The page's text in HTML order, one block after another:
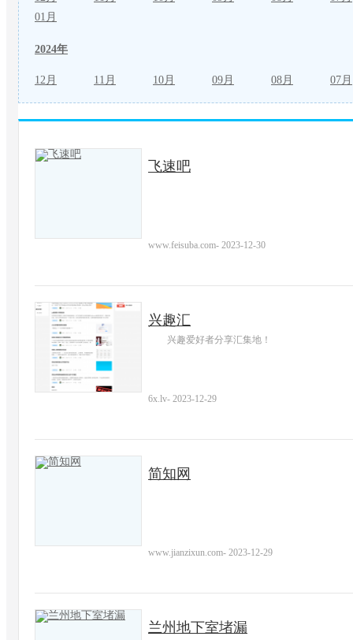
01月
2024年
12月 11月 10月 09月 08月 07月
飞速吧
www.feisuba.com- 2023-12-30
兴趣汇
兴趣爱好者分享汇集地！
6x.lv- 2023-12-29
简知网
www.jianzixun.com- 2023-12-29
兰州地下室堵漏